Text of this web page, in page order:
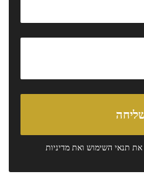
את תנאי השימוש ואת מדיניות